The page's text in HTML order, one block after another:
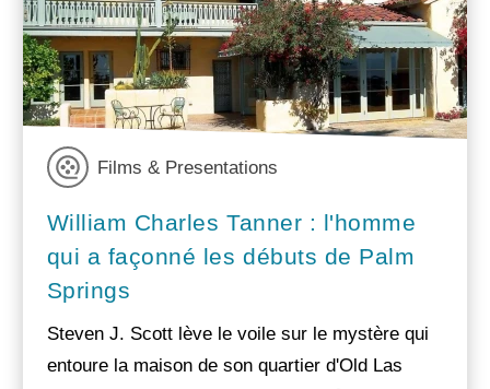
Films & Presentations
William Charles Tanner : l'homme
qui a façonné les débuts de Palm
Springs
Steven J. Scott lève le voile sur le mystère qui
entoure la maison de son quartier d'Old Las